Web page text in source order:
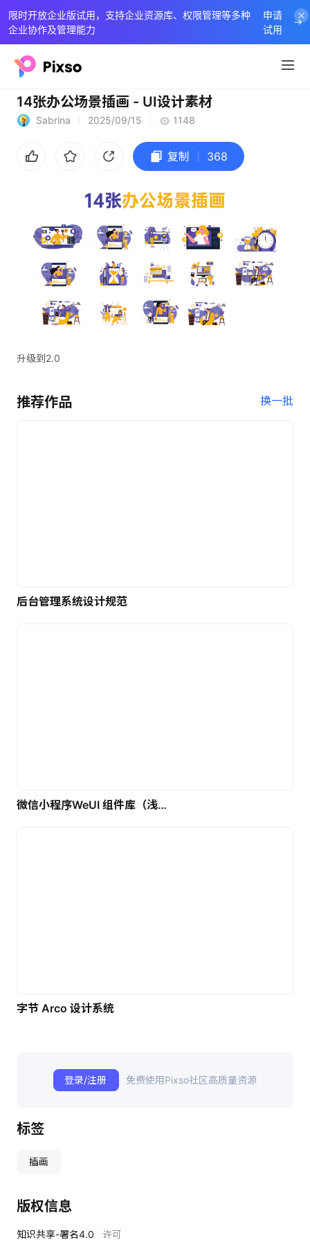
限时开放企业版试用，支持企业资源库、权限管理等多种
企业协作及管理能力
申请
试用
14张办公场景插画 - UI设计素材
Sabrina 2025/09/15 1148
复制 368
升级到2.0
推荐作品 换一批
后台管理系统设计规范
微信小程序WeUI 组件库（浅色）| 免费UI设计素材
字节 Arco 设计系统
登录/注册 免费使用Pixso社区高质量资源
标签
插画
版权信息
知识共享-署名4.0 许可